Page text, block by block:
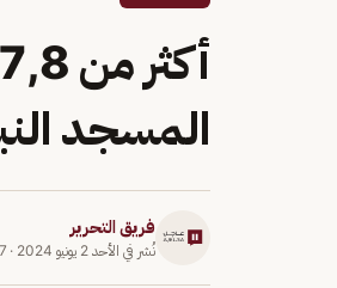
المسجد
فريق التحرير
نُشر في الأحد 2 يونيو 2024 ·